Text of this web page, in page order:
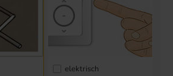
elektrisch